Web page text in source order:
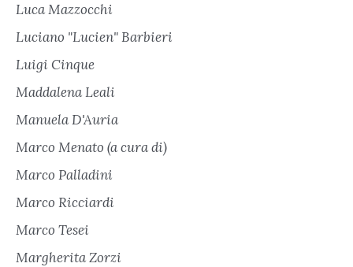
Luca Mazzocchi
Luciano "Lucien" Barbieri
Luigi Cinque
Maddalena Leali
Manuela D'Auria
Marco Menato (a cura di)
Marco Palladini
Marco Ricciardi
Marco Tesei
Margherita Zorzi